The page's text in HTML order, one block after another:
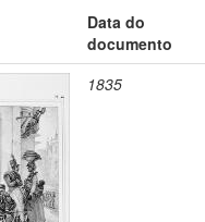
Data do
documento
1835